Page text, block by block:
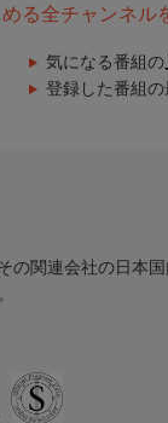
る全チャンネル
気になる番組の
登録した番組
関連会社の日本